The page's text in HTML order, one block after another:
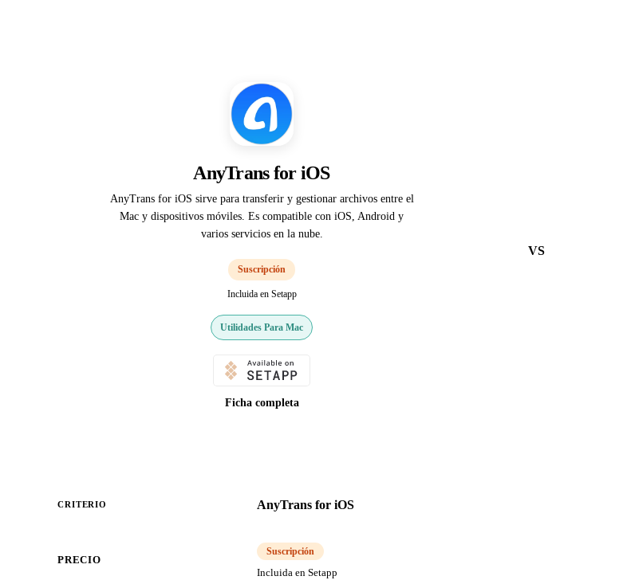
AnyTrans for iOS
AnyTrans for iOS sirve para transferir y gestionar archivos entre el
Mac y dispositivos móviles. Es compatible con iOS, Android y
varios servicios en la nube.
Suscripción
Incluida en Setapp
Utilidades Para Mac
Ficha completa
VS
CRITERIO AnyTrans for iOS
PRECIO
Suscripción
Incluida en Setapp